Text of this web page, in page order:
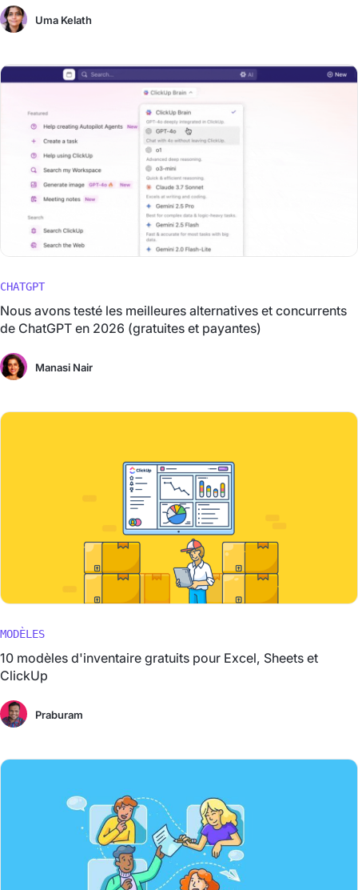
Uma Kelath
CHATGPT
Nous avons testé les meilleures alternatives et concurrents
de ChatGPT en 2026 (gratuites et payantes)
Manasi Nair
MODÈLES
10 modèles d'inventaire gratuits pour Excel, Sheets et
ClickUp
Praburam